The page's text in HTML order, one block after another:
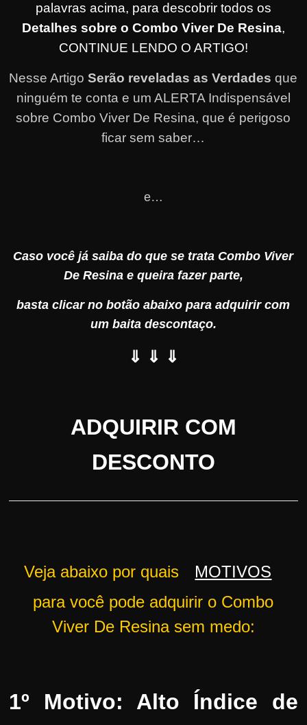
palavras acima, para descobrir todos os
Detalhes sobre o Combo Viver De Resina,
CONTINUE LENDO O ARTIGO!
Nesse ArtigoSerão reveladas as Verdades que
ninguém te conta e um ALERTA Indispensável
sobre Combo Viver De Resina, que é perigoso
ficar sem saber…
e…
Caso você já saiba do que se trata Combo Viver
De Resina e queira fazer parte,
basta clicar no botão abaixo para adquirir com
um baita descontaço.
⇓ ⇓ ⇓
ADQUIRIR COM
DESCONTO
Veja abaixo por quais
MOTIVOS
para você pode adquirir o Combo
Viver De Resina sem medo:
1º Motivo: Alto Índice de